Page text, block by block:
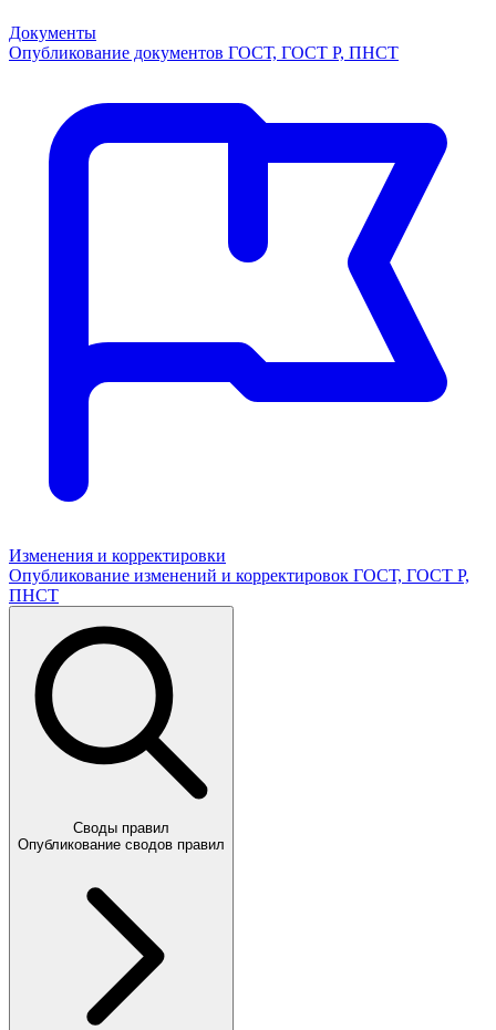
Документы
Опубликование документов ГОСТ, ГОСТ Р, ПНСТ
Изменения и корректировки
Опубликование изменений и корректировок ГОСТ, ГОСТ Р,
ПНСТ
Своды правил
Опубликование сводов правил